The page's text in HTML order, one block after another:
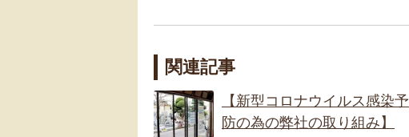
関連記事
【新型コロナウイルス感染予
防の為の弊社の取り組み】